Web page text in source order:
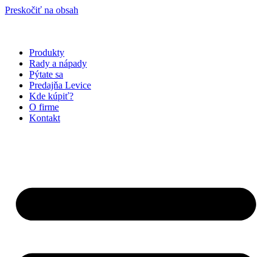
Preskočiť na obsah
Produkty
Rady a nápady
Pýtate sa
Predajňa Levice
Kde kúpiť?
O firme
Kontakt